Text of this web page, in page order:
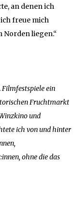
an denen ich
freue mich
Norden liegen.“
Filmfestspiele ein
Fruchtmarkt
und
ich von und hinter
ohne die das